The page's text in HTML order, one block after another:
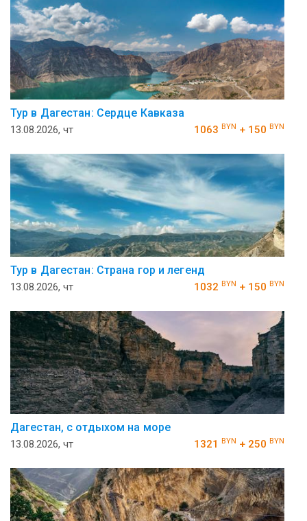
Тур в Дагестан: Сердце Кавказа
13.08.2026, чт 1063 BYN + 150 BYN
Тур в Дагестан: Страна гор и легенд
13.08.2026, чт 1032 BYN + 150 BYN
Дагестан, с отдыхом на море
13.08.2026, чт 1321 BYN + 250 BYN